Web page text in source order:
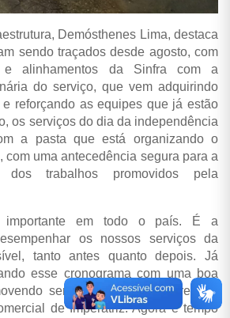
Demósthenes Lima, destaca
sendo traçados desde agosto, com
e alinhamentos da Sinfra com a
do serviço, que vem adquirindo
reforçando as equipes que já estão
os serviços do dia da independência
a pasta que está organizando o
com uma antecedência segura para a
dos trabalhos promovidos pela
importante em todo o país. É a
os nossos serviços da
tanto antes quanto depois. Já
esse cronograma com uma boa
serviços rotineiros na região,
de Imperatriz. Agora é tempo